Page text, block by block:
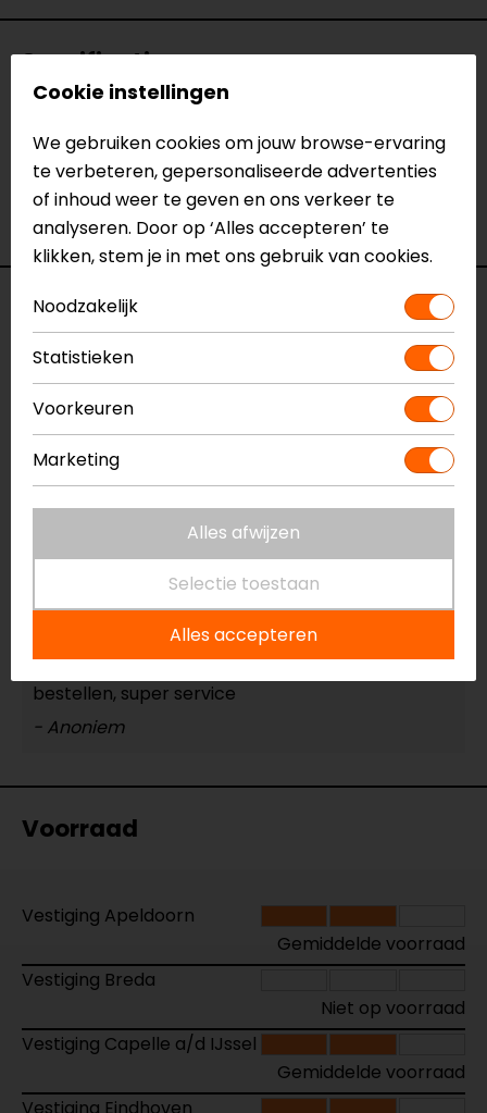
Specificaties
Actioncam
Model
144910
Merk
GoPro
Kleur
Zwart
Reviews (2)
10-07-2024
geen toelichting gegeven
- Voorma
Hele mooie bundel aanbieding! En super snelle
verzending, volgende dag in huis! dank daarvoor
Ik raad aan om bij motorkledingstore te
bestellen, super service
- Anoniem
Voorraad
Vestiging Apeldoorn
Gemiddelde voorraad
Vestiging Breda
Niet op voorraad
Vestiging Capelle a/d IJssel
Gemiddelde voorraad
Cookie instellingen
We gebruiken cookies om jouw browse-ervaring
te verbeteren, gepersonaliseerde advertenties
of inhoud weer te geven en ons verkeer te
analyseren. Door op ‘Alles accepteren’ te
klikken, stem je in met ons gebruik van cookies.
Noodzakelijk
Statistieken
Voorkeuren
Marketing
Alles afwijzen
Selectie toestaan
Alles accepteren